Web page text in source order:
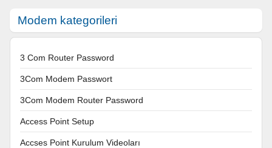
Modem kategorileri
3 Com Router Password
3Com Modem Passwort
3Com Modem Router Password
Access Point Setup
Accses Point Kurulum Videoları